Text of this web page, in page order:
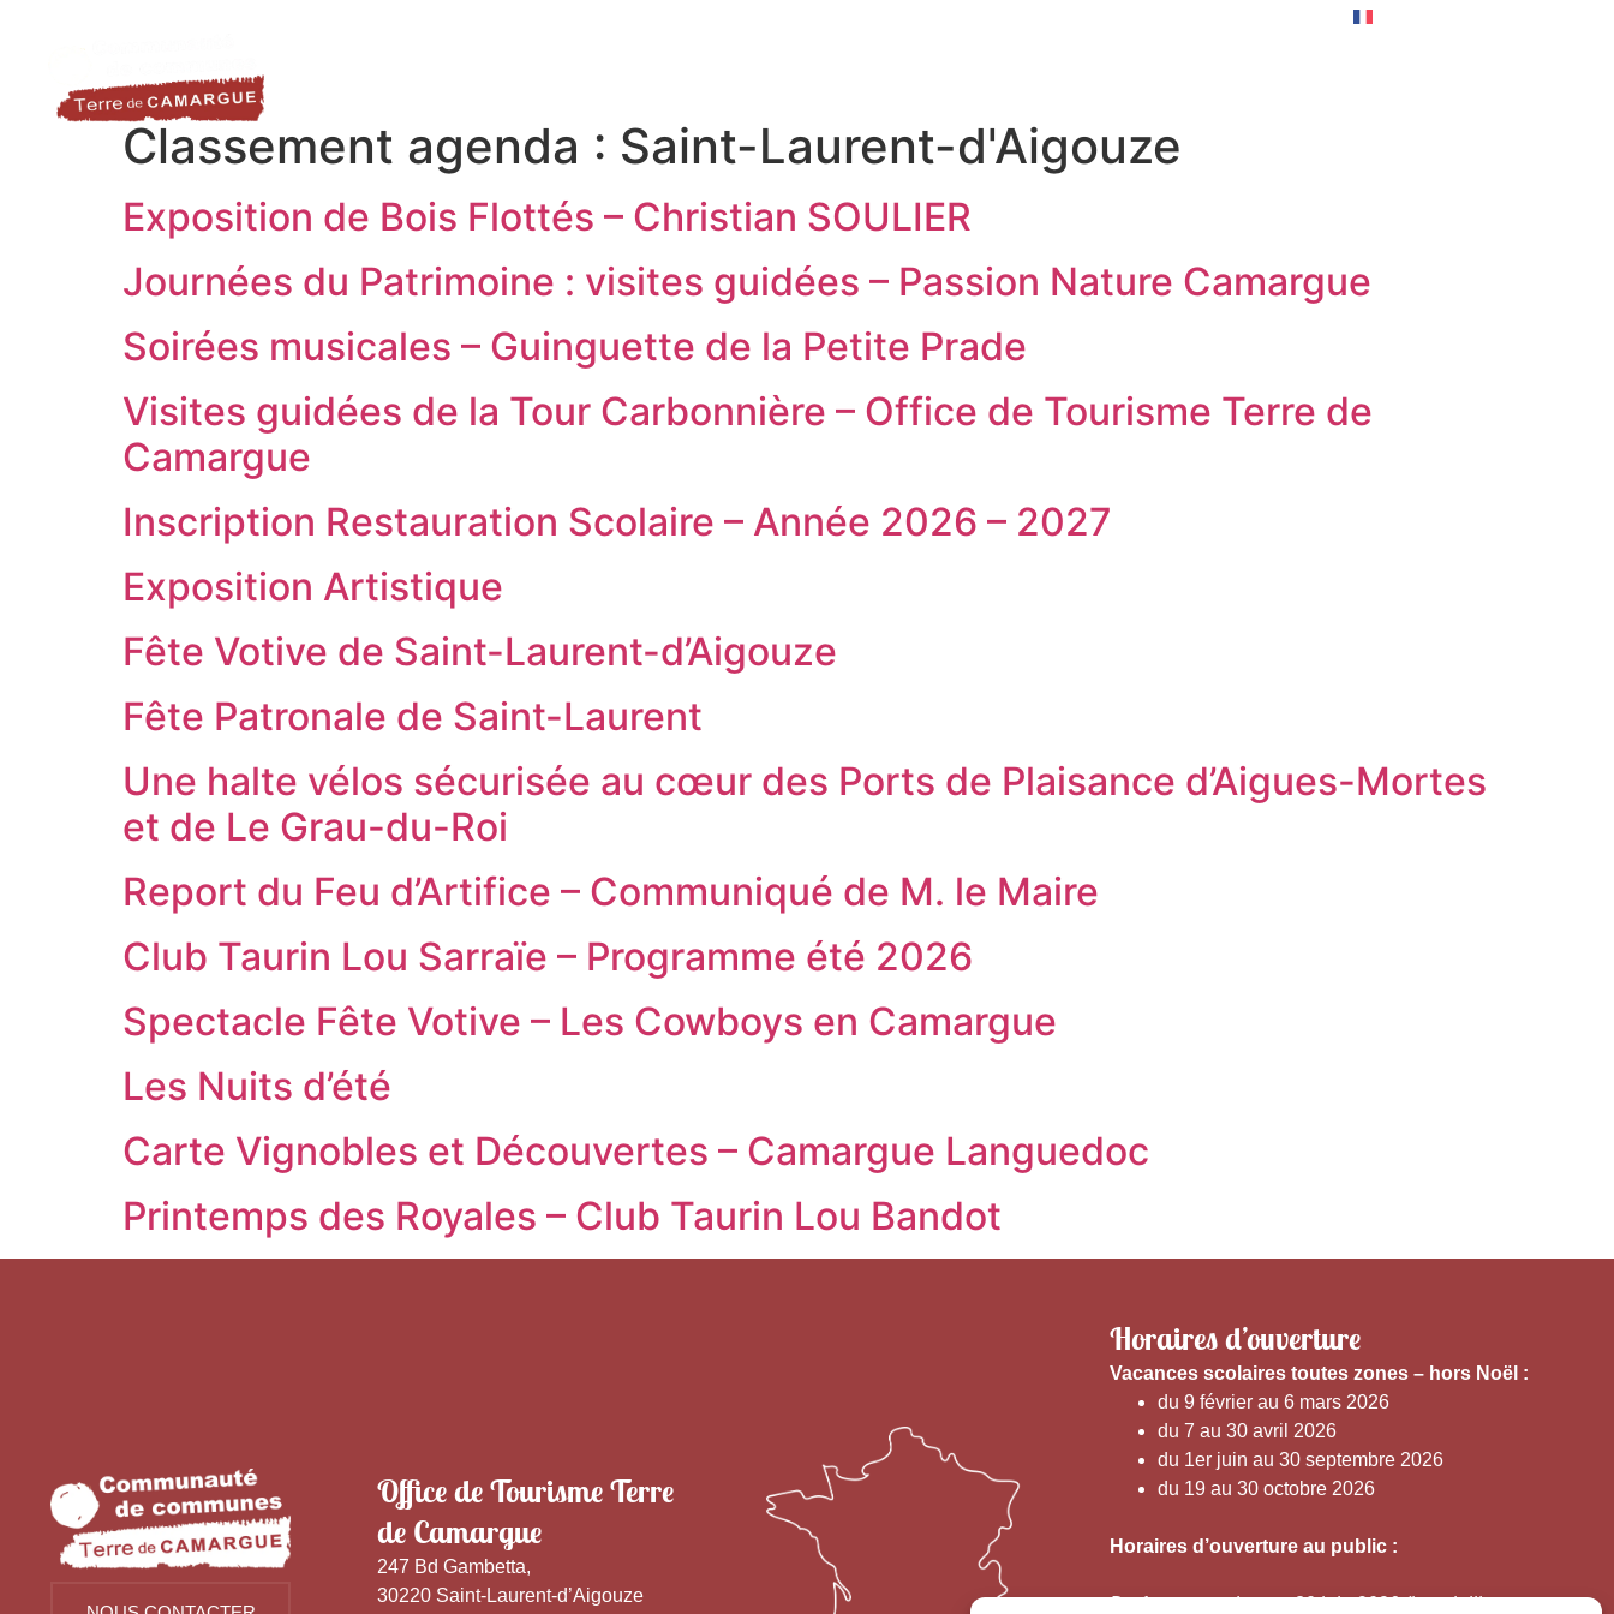
Classement agenda : Saint-Laurent-d'Aigouze
Exposition de Bois Flottés – Christian SOULIER
Journées du Patrimoine : visites guidées – Passion Nature Camargue
Soirées musicales – Guinguette de la Petite Prade
Visites guidées de la Tour Carbonnière – Office de Tourisme Terre de
Camargue
Inscription Restauration Scolaire – Année 2026 – 2027
Exposition Artistique
Fête Votive de Saint-Laurent-d’Aigouze
Fête Patronale de Saint-Laurent
Une halte vélos sécurisée au cœur des Ports de Plaisance d’Aigues-Mortes
et de Le Grau-du-Roi
Report du Feu d’Artifice – Communiqué de M. le Maire
Club Taurin Lou Sarraïe – Programme été 2026
Spectacle Fête Votive – Les Cowboys en Camargue
Les Nuits d’été
Carte Vignobles et Découvertes – Camargue Languedoc
Printemps des Royales – Club Taurin Lou Bandot
Office de Tourisme Terre
de Camargue
247 Bd Gambetta,
30220 Saint-Laurent-d’Aigouze
Horaires d’ouverture
Vacances scolaires toutes zones – hors Noël :
du 9 février au 6 mars 2026
du 7 au 30 avril 2026
du 1er juin au 30 septembre 2026
du 19 au 30 octobre 2026
Horaires d’ouverture au public :
Du 1er septembre au 30 juin 2026 (hors juillet et